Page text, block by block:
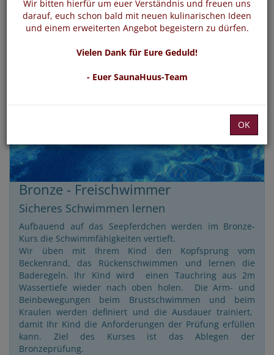
Bronze - Freischwimmer
Sicheres Schwimmen lernen
Aufbauend auf das Seepferdchen werden im Bronze-
Kurs die Schwimmfähigkeiten vertieft.
Wir üben mit Ihrem Kind den Kopfsprung vom
Beckenrand, das Rückenschwimmen und lernen die
Baderegeln. Ihr Kind wird einen Tauchring aus 2m
Wassertiefe wieder nach oben holen. Die Arm- und
Beinbewegungen beim Brustschwimmen und beim
Kraulen werden definiert und die Ausdauer trainiert,
damit Ihr Kind die Anforderungen der Prüfung erfüllen
kann. Ziel des Kurses ist das Ablegen der
Bronzeprüfung.
Wir bitten hierfür um euer Verständnis und freuen uns
darauf, euch schon bald mit neuen kulinarischen Ideen
und einem erweiterten Angebot begeistern zu dürfen.
Vielen Dank für Eure Geduld!
- Euer SaunaHuus-Team
OK